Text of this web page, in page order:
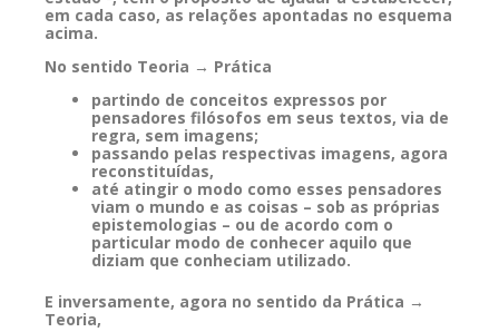
em cada caso, as relações apontadas no esquema
acima.
No sentido Teoria → Prática
partindo de conceitos expressos por
pensadores filósofos em seus textos, via de
regra, sem imagens;
passando pelas respectivas imagens, agora
reconstituídas,
até atingir o modo como esses pensadores
viam o mundo e as coisas – sob as próprias
epistemologias – ou de acordo com o
particular modo de conhecer aquilo que
diziam que conheciam utilizado.
E inversamente, agora no sentido da Prática →
Teoria,